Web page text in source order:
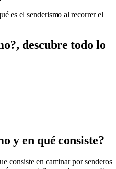
descubre todo lo
y en qué consiste?
consiste en caminar por senderos